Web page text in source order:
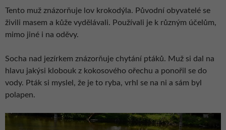
Tento muž znázorňuje lov krokodýla. Původní obyvatelé se
živili masem a kůže vydělávali. Používali je k různým účelům,
mimo jiné i na oděvy.
Socha nad jezírkem znázorňuje chytání ptáků. Muž si dal na
hlavu jakýsi klobouk z kokosového ořechu a ponořil se do
vody. Pták si myslel, že je to ryba, vrhl se na ni a sám byl
polapen.